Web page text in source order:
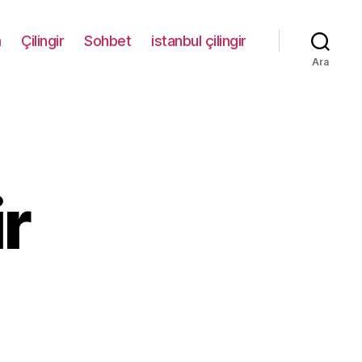
Çilingir Sohbet istanbul çilingir
Ara